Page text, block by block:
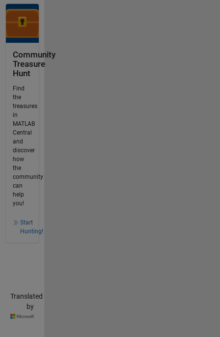
Community
Treasure
Hunt
Find
the
treasures
in
MATLAB
Central
and
discover
how
the
community
can
help
you!
Start
Hunting!
Translated
by